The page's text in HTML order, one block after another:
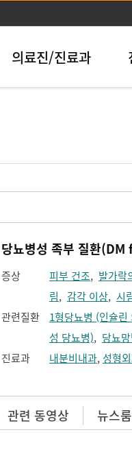
의료진/진료과
당뇨병성 족부 질환
증상 피부 건조, 발가락
림, 감각 이상, 시
관련질환
1형당뇨병 (인슐린
성 당뇨병), 당뇨
진료과
내분비내과, 성형
관련 동영상 뉴스룸